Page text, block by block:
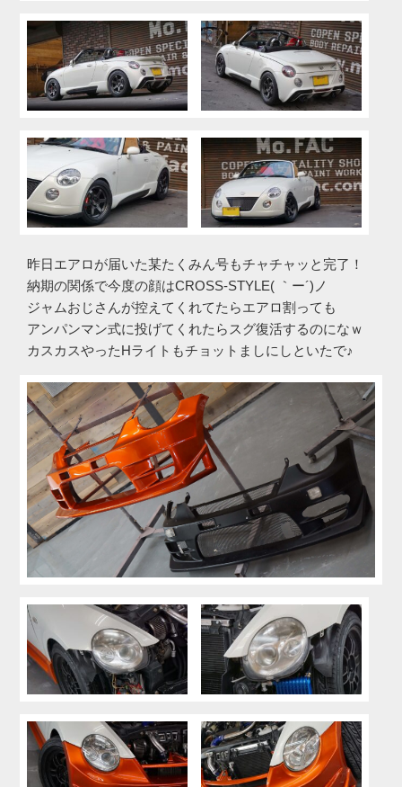
昨日エアロが届いた某たくみん号もチャチャッと完了！
納期の関係で今度の顔はCROSS-STYLE( ｀ー´)ノ
ジャムおじさんが控えてくれてたらエアロ割っても
アンパンマン式に投げてくれたらスグ復活するのになｗ
カスカスやったHライトもチョットましにしといたで♪